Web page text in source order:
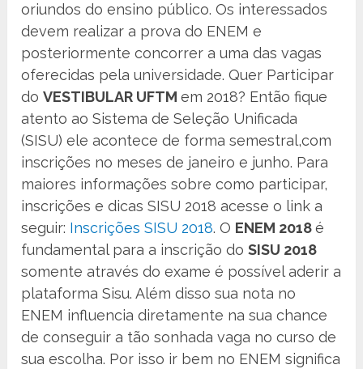
oriundos do ensino público. Os interessados
devem realizar a prova do ENEM e
posteriormente concorrer a uma das vagas
oferecidas pela universidade. Quer Participar
doVESTIBULAR UFTMem 2018? Então fique
atento ao Sistema de Seleção Unificada
(SISU) ele acontece de forma semestral,com
inscrições no meses de janeiro e junho. Para
maiores informações sobre como participar,
inscrições e dicas SISU 2018 acesse o link a
seguir: Inscrições SISU 2018. O ENEM 2018é
fundamental para a inscrição doSISU 2018
somente através do exame é possível aderir a
plataforma Sisu. Além disso sua nota no
ENEM influencia diretamente na sua chance
de conseguir a tão sonhada vaga no curso de
sua escolha. Por isso ir bem no ENEM significa